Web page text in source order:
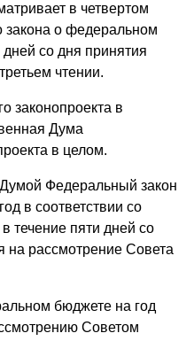
в четвертом
закона о федеральном
со дня принятия
чтении.
законопроекта в
Дума
в целом.
Федеральный закон
в соответствии со
течение пяти дней со
на рассмотрение Совета
бюджете на год
Советом